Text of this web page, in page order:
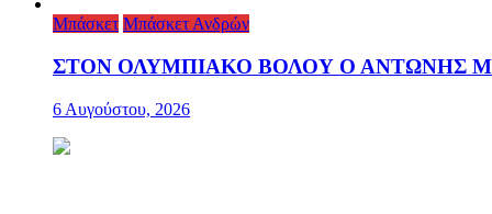
Μπάσκετ Μπάσκετ Ανδρών
ΣΤΟΝ ΟΛΥΜΠΙΑΚΟ ΒΟΛΟΥ Ο ΑΝΤΩΝΗΣ
6 Αυγούστου, 2026